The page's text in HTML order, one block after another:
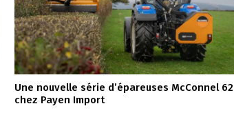
Une nouvelle série d’épareuses McConnel 62
chez Payen Import